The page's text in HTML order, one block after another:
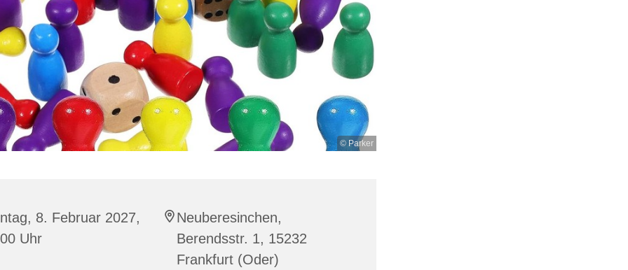
© Parker
8. Februar 2027,
Uhr
Neuberesinchen,
Berendsstr. 1, 15232
Frankfurt (Oder)